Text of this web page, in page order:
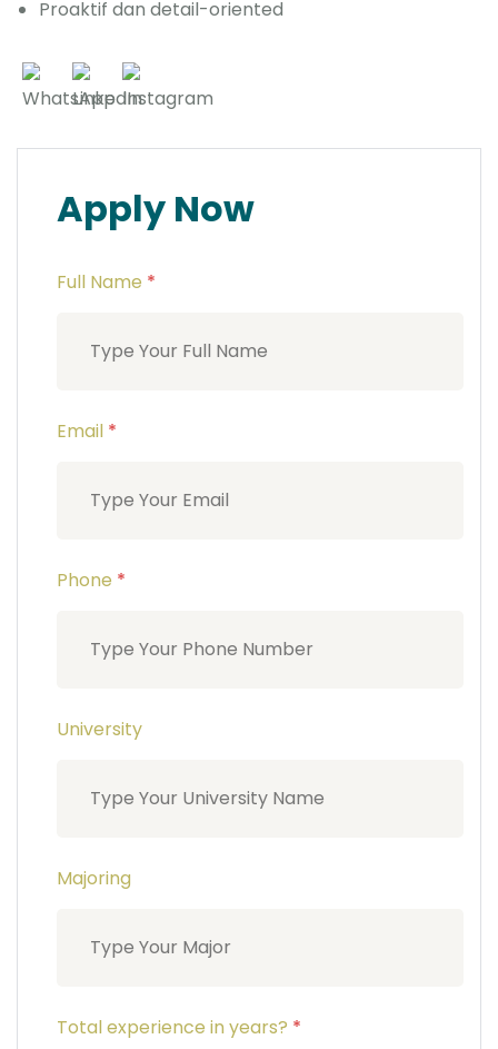
Proaktif dan detail-oriented
Apply Now
Full Name *
Email *
Phone *
University
Majoring
Total experience in years? *